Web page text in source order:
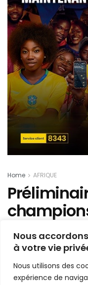
Nous
à votre vie
Nous utilisons des
expérience de
Home AFRIQUE
Soar
complet)